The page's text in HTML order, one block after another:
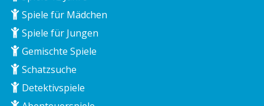
Spiele für Mädchen
Spiele für Jungen
Gemischte Spiele
Schatzsuche
Detektivspiele